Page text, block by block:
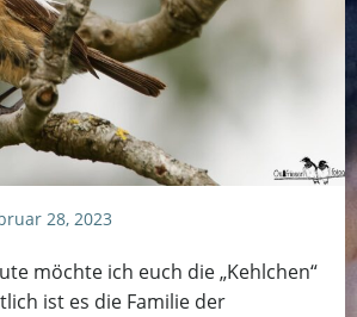
28, 2023
möchte ich euch die „Kehlchen“
ist es die Familie der